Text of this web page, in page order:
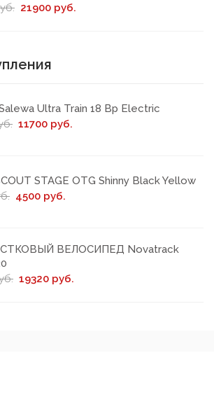
21900 руб.
Ultra Train 18 Bp Electric
11700 руб.
STAGE OTG Shinny Black Yellow
4500 руб.
ВЕЛОСИПЕД Novatrack
19320 руб.